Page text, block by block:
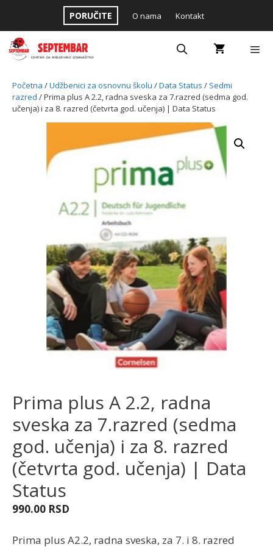
content
PORUČITE O nama Kontakt
Početna /Udžbenici za osnovnu školu /Data Status / Sedmi
razred / Prima plus A 2.2, radna sveska za 7.razred (sedma god.
učenja) i za 8. razred (četvrta god. učenja) | Data Status
Prima plus A 2.2, radna
sveska za 7.razred (sedma
god. učenja) i za 8. razred
(četvrta god. učenja) | Data
Status
990.00 RSD
Prima plus A2.2, radna sveska, za 7. i 8. razred